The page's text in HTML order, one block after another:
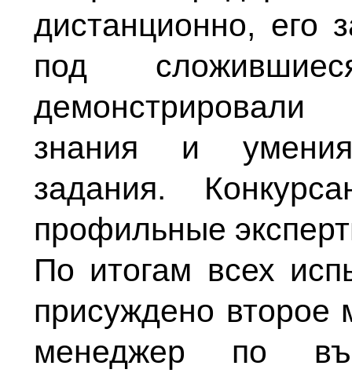
дистанционно, его
под
знания и
задания.
профильные
По итогам всех
присуждено
менеджер по